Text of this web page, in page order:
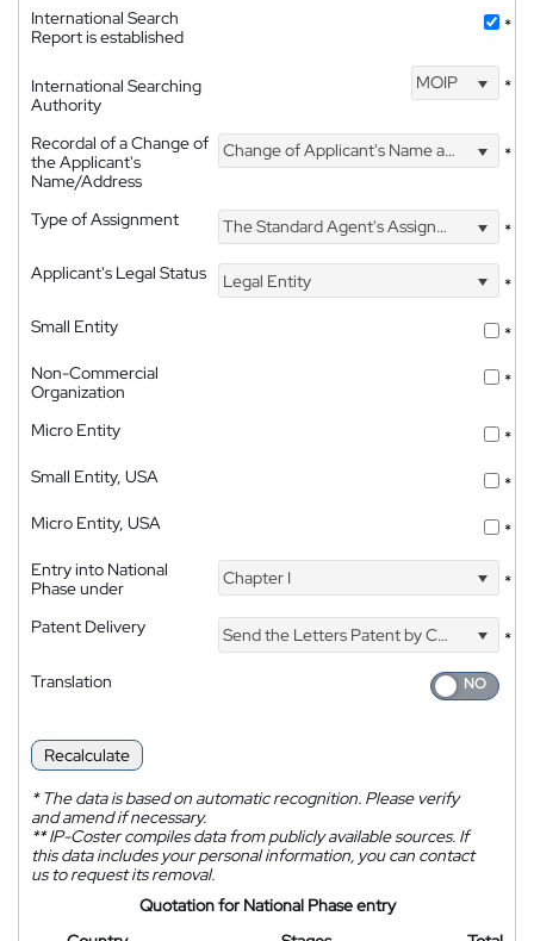
International Search
Report is established
*
International Searching
Authority
MOIP *
Recordal of a Change of
the Applicant's
Name/Address
Change of Applicant's Name and Address *
Type of Assignment The Standard Agent's Assignment
*
Applicant's Legal Status
Legal Entity
*
Small Entity
*
Non-Commercial
Organization
*
Micro Entity
*
Small Entity, USA
*
Micro Entity, USA
*
Entry into National
Phase under
Chapter I *
Patent Delivery Send the Letters Patent by Courier
*
Translation
Recalculate
*The data is based on automatic recognition. Please verify
and amend if necessary.
**IP-Coster compiles data from publicly available sources. If
this data includes your personal information, you can contact
us to request its removal.
Quotation for National Phase entry